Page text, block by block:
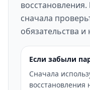
восстановления.
сначала
обязательства и
Если забыли
Сначала
восстановления